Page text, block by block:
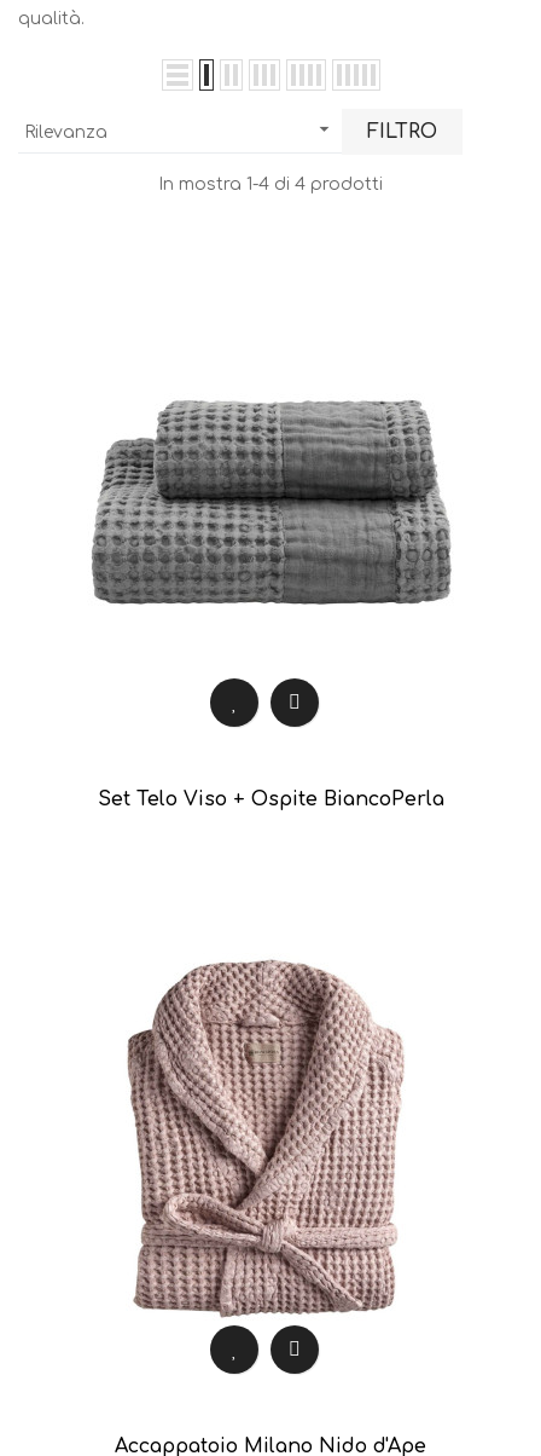
qualità.
Rilevanza  FILTRO
In mostra 1-4 di 4 prodotti
Set Telo Viso + Ospite BiancoPerla
Accappatoio Milano Nido d'Ape